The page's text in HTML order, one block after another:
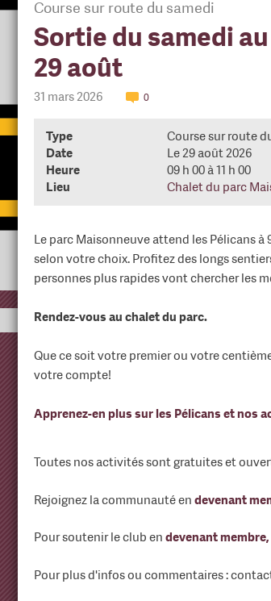
Course sur route du samedi
Sortie du samedi
29 août
31 mars 2026 0
Type
Course sur route
Date
Le 29 août 2026
Heure
09 h 00 à 11 h 00
Lieu
Chalet du parc
Le parc Maisonneuve attend les Pélicans à
selon votre choix. Profitez des longs
personnes plus rapides vont chercher les
Rendez-vous au chalet du parc.
Que ce soit votre premier ou votre
votre compte!
Apprenez-en plus sur les Pélicans et nos
Toutes nos activités sont gratuites et
Rejoignez la communauté en devenant
Pour soutenir le club en devenant
Pour plus d'infos ou commentaires :